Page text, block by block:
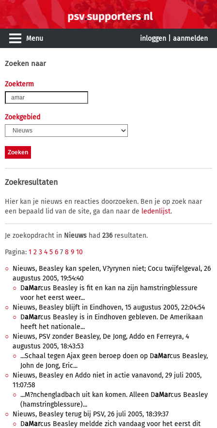
Menu inloggen aanmelden
Zoeken naar
Zoekterm
Zoekgebied
Zoekresultaten
Hier kan je nieuws en reacties doorzoeken. Ben je op zoek naar
een bepaald lid van de site, ga dan naar de ledenlijst.
Je zoekopdracht in Nieuws had 236resultaten.
Pagina: 1 2 3 4 5 6 7 8 9 10
Nieuws, Beasley kan spelen, V?yrynen niet; Cocu twijfelgeval, 26
augustus 2005, 19:54:40
DaMarcus Beasley is fit en kan na zijn hamstringblessure
voor het eerst weer...
Nieuws, Beasley blijft in Eindhoven, 15 augustus 2005, 22:04:54
DaMarcus Beasley is in Eindhoven gebleven. De Amerikaan
heeft het nationale...
Nieuws, PSV zonder Beasley, De Jong, Addo en Ferreyra, 4
augustus 2005, 18:43:53
...Schaal tegen Ajax geen beroep doen op DaMarcus Beasley,
John de Jong, Eric...
Nieuws, Beasley en Addo niet in actie vanavond, 29 juli 2005,
11:07:58
...M?nchengladbach uit kan komen. Alleen DaMarcus Beasley
(hamstringblessure)...
Nieuws, Beasley terug bij PSV, 26 juli 2005, 18:39:37
DaMarcus Beasley meldde zich vandaag voor het eerst dit